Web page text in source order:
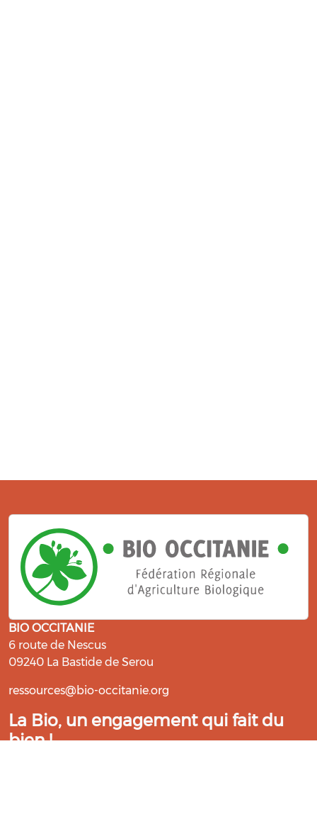
BIO OCCITANIE
6 route de Nescus
09240 La Bastide de Serou
ressources@bio-occitanie.org
La Bio, un engagement qui fait du
bien !